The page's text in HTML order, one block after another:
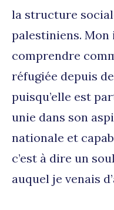
la structure
palestiniens.
comprendre
réfugiée depuis
puisqu’elle est
unie dans son
nationale et
c’est à dire un
auquel je venais